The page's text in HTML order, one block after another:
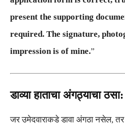
present the supporting
required. The signature,
impression is of mine.”
डाव्या हाताचा अंगठ्याचा ठसा:
जर उमेदवाराकडे डावा अंगठा नसेल, तर